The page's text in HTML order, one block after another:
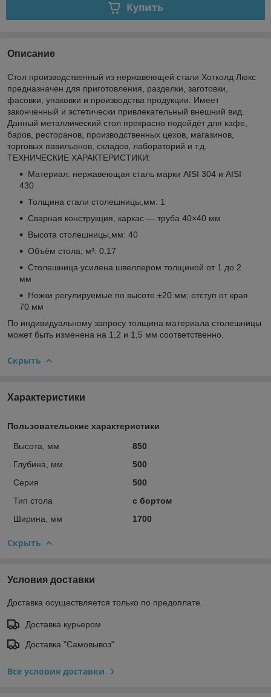
Купить
Описание
Стол производственный из нержавеющей стали Хотколд Люкс
предназначен для приготовления, разделки, заготовки,
фасовки, упаковки и производства продукции. Имеет
законченный и эстетически привлекательный внешний вид.
Данный металлический стол прекрасно подойдёт для кафе,
баров, ресторанов, производственных цехов, магазинов,
торговых павильонов, складов, лабораторий и т.д.
ТЕХНИЧЕСКИЕ ХАРАКТЕРИСТИКИ:
Материал: нержавеющая сталь марки AISI 304 и AISI
430
Толщина стали столешницы,мм: 1
Сварная конструкция, каркас — труба 40×40 мм
Высота столешницы,мм: 40
Объём стола, м³: 0,17
Столешница усилена швеллером толщиной от 1 до 2
мм
Ножки регулируемые по высоте ±20 мм; отступ от края
70 мм
По индивидуальному запросу толщина материала столешницы
может быть изменена на 1,2 и 1,5 мм соответственно.
Скрыть
Характеристики
Пользовательские характеристики
Высота, мм
850
Глубина, мм
500
Серия
500
Тип стола
с бортом
Ширина, мм
1700
Скрыть
Условия доставки
Доставка осуществляется только по предоплате.
Доставка курьером
Доставка "Самовывоз"
Все условия доставки